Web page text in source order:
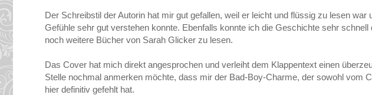
Der Schreibstil der Autorin hat mir gut gefallen, weil er leicht und flüssig zu lesen
Gefühle sehr gut verstehen konnte. Ebenfalls konnte ich die Geschichte sehr
noch weitere Bücher von Sarah Glicker zu lesen.
Das Cover hat mich direkt angesprochen und verleiht dem Klappentext einen
Stelle nochmal anmerken möchte, dass mir der Bad-Boy-Charme, der sowohl vom
hier definitiv gefehlt hat.